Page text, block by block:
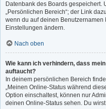
Datenbank des Boards gespeichert.
„Persönlichen Bereich“; der Link
wenn du auf deinen Benutzernamen
Einstellungen ändern.
Nach oben
Wie kann ich verhindern, dass
auftaucht?
In deinem persönlichen Bereich
„Meinen Online-Status während
Option einschaltest, können nur
deinen Online-Status sehen. Du